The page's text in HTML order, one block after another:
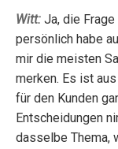
Witt: Ja, die
persönlich habe
mir die meisten
merken. Es ist
für den Kunden
Entscheidungen
dasselbe Thema,